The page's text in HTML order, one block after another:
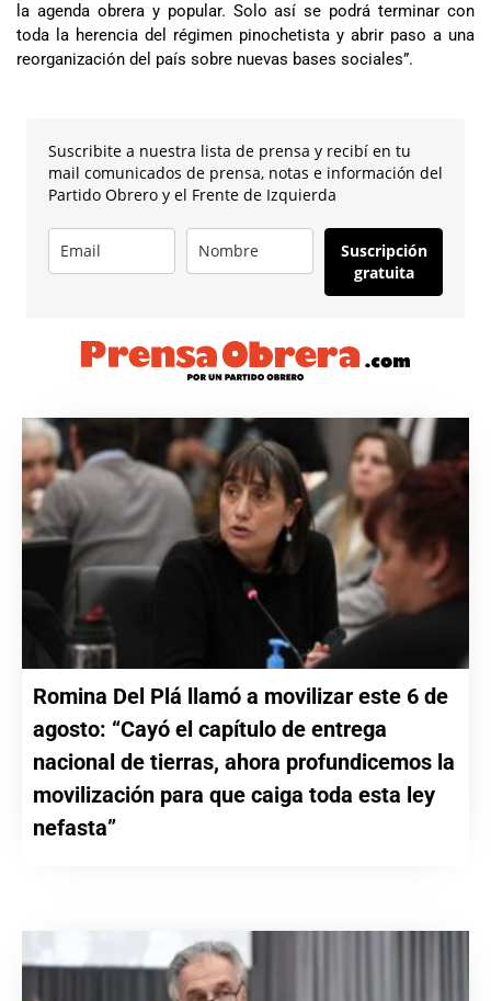
la agenda obrera y popular. Solo así se podrá terminar con
toda la herencia del régimen pinochetista y abrir paso a una
reorganización del país sobre nuevas bases sociales”.
Suscribite a nuestra lista de prensa y recibí en tu
mail comunicados de prensa, notas e información del
Partido Obrero y el Frente de Izquierda
Suscripción
gratuita
Romina Del Plá llamó a movilizar este 6 de
agosto: “Cayó el capítulo de entrega
nacional de tierras, ahora profundicemos la
movilización para que caiga toda esta ley
nefasta”